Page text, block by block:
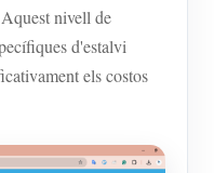
nivell de
d'estalvi
els costos